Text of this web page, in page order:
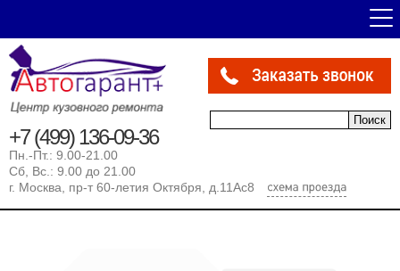
+7 (499) 136-09-36
Пн.-Пт.: 9.00-21.00
Сб, Вс.: 9.00 до 21.00
г. Москва, пр-т 60-летия Октября, д.11Ас8
Форма поиска
Поиск